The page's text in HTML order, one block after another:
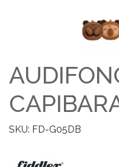
SKU: FD-G05DB